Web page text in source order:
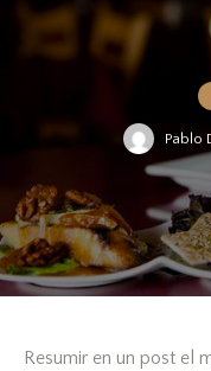
Pablo
Resumir en un post el